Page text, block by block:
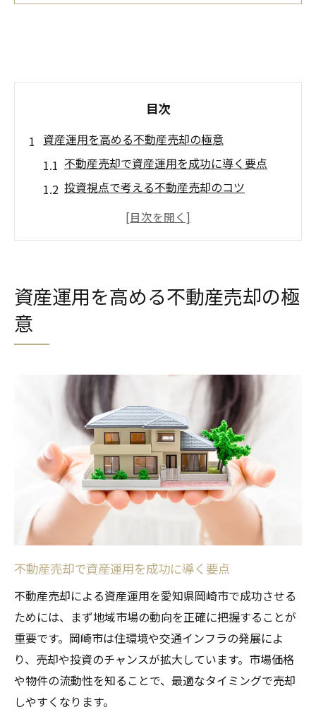
目次
資産運用を高める不動産売却の極意
不動産売却で資産運用を成功に導く要点
投資視点で考える不動産売却のコツ
不動産売却で実現する資産流動化とは
投資目線で考える不動産売却が有利な理由
投資家が重視する不動産売却のメリット
投資用不動産の売却タイミングと判断軸
不動産売却と再投資で資産増を狙う方法
収益物件の売却で資産を効率運用する方法
収益物件売却で不動産投資を最適化するコ
ツ
不動産売却で資産運用効率化を図るポイン
収益物件売却と資産分散の有効な進め方
収益物件売却後の再投資先選びの基準
不動産売却が収益最大化に貢献する理由
空き家活用から始める不動産売却と投資戦略
空き家活用と不動産売却の相乗効果を知る
空き家売却で資産運用を有利に進める方法
不動産売却で始める空き家再生の投資戦略
空き家売却後の資産運用プラン作成術
資産運用を高める不動産売却の極
意
不動産売却で資産運用を成功に導く要点
不動産売却による資産運用を愛知県岡崎市で成功させる
ためには、まず地域市場の動向を正確に把握することが
重要です。岡崎市は住環境や交通インフラの発展によ
り、売却や投資のチャンスが拡大しています。市場価格
や物件の流動性を知ることで、最適なタイミングで売却
しやすくなります。